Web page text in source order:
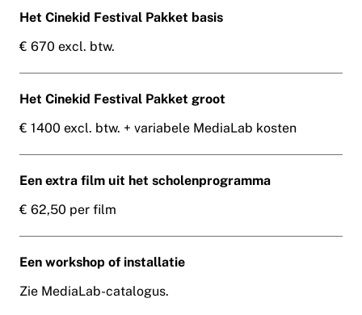
Het Cinekid Festival Pakket basis
€ 670 excl. btw.
Het Cinekid Festival Pakket groot
€ 1400 excl. btw. + variabele MediaLab kosten
Een extra film uit het scholenprogramma
€ 62,50 per film
Een workshop of installatie
Zie MediaLab-catalogus.